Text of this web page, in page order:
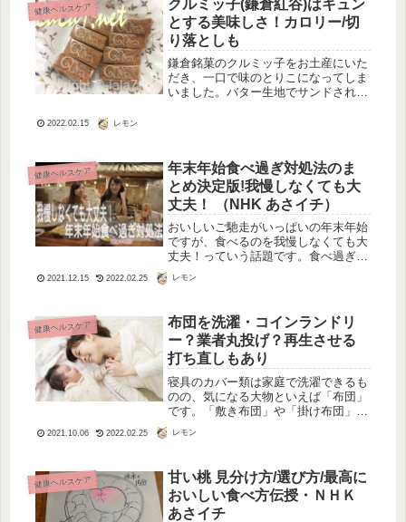
健康ヘルスケア
クルミッ子(鎌倉紅谷)はキュン
とする美味しさ！カロリー/切
り落としも
鎌倉銘菓のクルミッ子をお土産にいた
だき、一口で味のとりこになってしま
いました。バター生地でサンドされ
よい...
2022.02.15 レモン
健康ヘルスケア
年末年始食べ過ぎ対処法のま
とめ決定版!我慢しなくても大
丈夫！ （NHK あさイチ）
おいしいご馳走がいっぱいの年末年始
ですが、食べるのを我慢しなくても大
丈夫！っていう話題です。食べ過ぎ対
てどんな対処法があるかがこれで分か
れを知っていれば暴飲暴食も怖くな
い...
2021.12.15 2022.02.25 レモン
健康ヘルスケア
布団を洗濯・コインランドリ
ー？業者丸投げ？再生させる
打ち直しもあり
寝具のカバー類は家庭で洗濯できるも
のの、気になる大物といえば「布団」
です。「敷き布団」や「掛け布団」っ
たらいいでしょうか？これらも洗濯表
（手洗いマークまたは洗濯機マーク）
なも...
2021.10.06 2022.02.25 レモン
健康ヘルスケア
甘い桃 見分け方/選び方/最高に
おいしい食べ方伝授・ＮＨＫ
あさイチ